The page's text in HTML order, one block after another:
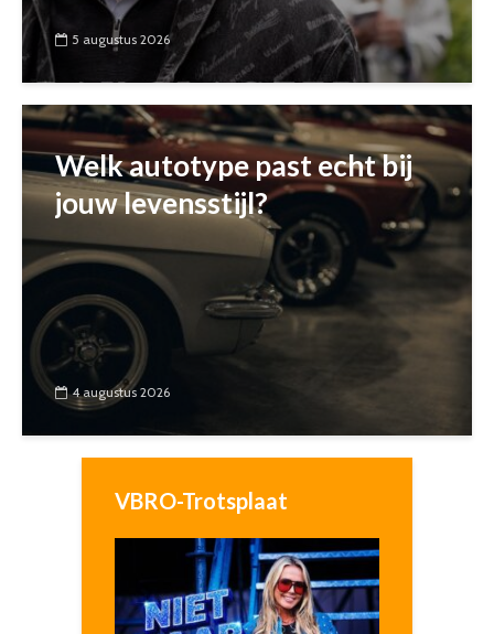
5 augustus 2026
Welk autotype past echt bij
jouw levensstijl?
4 augustus 2026
VBRO-Trotsplaat